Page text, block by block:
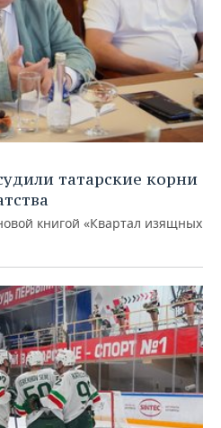
татарские корни
книгой «Квартал изящных